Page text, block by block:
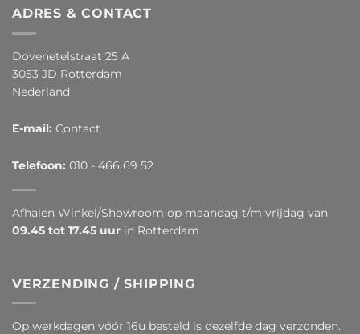
ADRES & CONTACT
Dovenetelstraat 25 A
3053 JD Rotterdam
Nederland
E-mail: Contact
Telefoon: 010 - 466 69 52
Afhalen Winkel/Showroom op maandag t/m vrijdag van
09.45 tot 17.45 uur in Rotterdam
VERZENDING / SHIPPING
Op werkdagen vóór 16u besteld is dezelfde dag verzonden.